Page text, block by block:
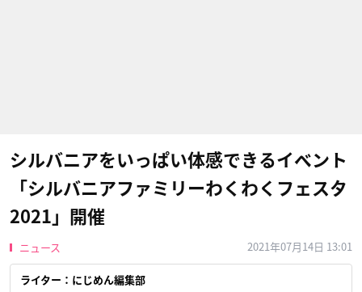
シルバニアをいっぱい体感できるイベント
「シルバニアファミリーわくわくフェスタ
2021」開催
ニュース 2021年07月14日 13:01
ライター：にじめん編集部